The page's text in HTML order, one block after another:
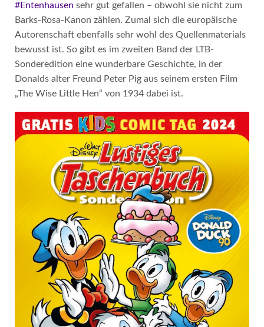
#Entenhausen sehr gut gefallen – obwohl sie nicht zum
Barks-Rosa-Kanon zählen. Zumal sich die europäische
Autorenschaft ebenfalls sehr wohl des Quellenmaterials
bewusst ist. So gibt es im zweiten Band der LTB-
Sonderedition eine wunderbare Geschichte, in der
Donalds alter Freund Peter Pig aus seinem ersten Film
„The Wise Little Hen“ von 1934 dabei ist.